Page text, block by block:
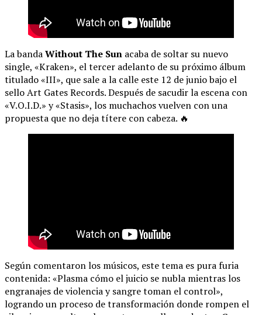
La bandaWithout The Sun acaba de soltar su nuevo
single, «Kraken», el tercer adelanto de su próximo álbum
titulado «III», que sale a la calle este 12 de junio bajo el
sello Art Gates Records. Después de sacudir la escena con
«V.O.I.D.» y «Stasis», los muchachos vuelven con una
propuesta que no deja títere con cabeza. 🔥
Según comentaron los músicos, este tema es pura furia
contenida: «Plasma cómo el juicio se nubla mientras los
engranajes de violencia y sangre toman el control»,
logrando un proceso de transformación donde rompen el